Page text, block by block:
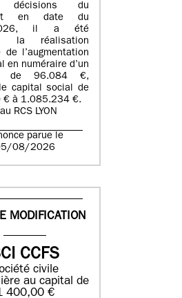
décisions du
en date du
il a été
la réalisation
de l’augmentation
en numéraire d’un
de 96.084 €,
capital social de
€ à 1.085.234 €.
RCS LYON
parue le
08/2026
MODIFICATION
CCFS
civile
au capital de
400,00 €